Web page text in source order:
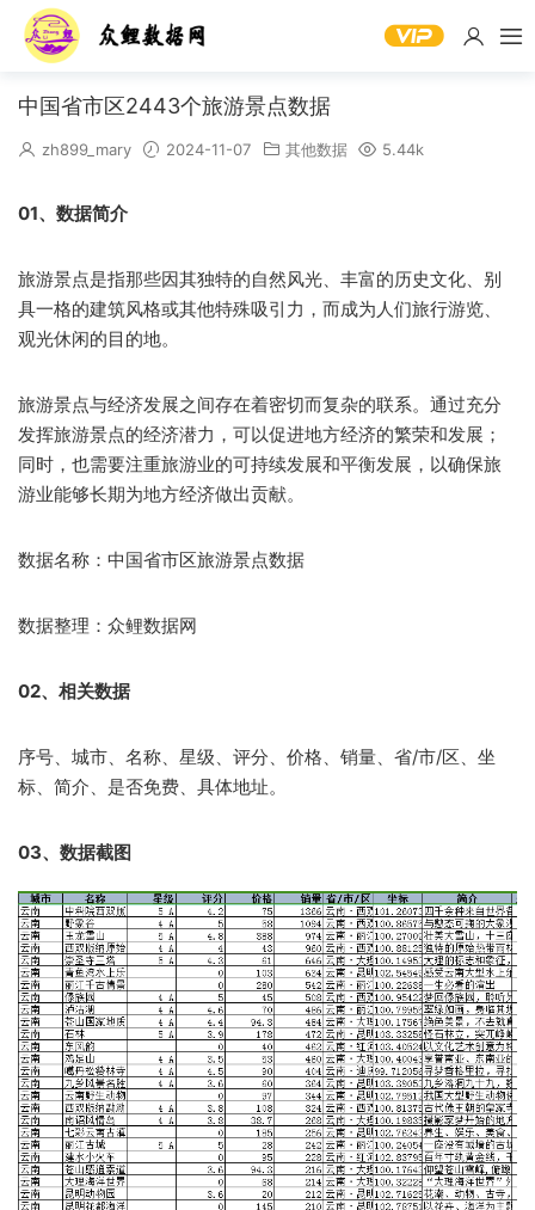
中国省市区2443个旅游景点数据
zh899_mary 2024-11-07 其他数据 5.44k
01、数据简介
旅游景点是指那些因其独特的自然风光、丰富的历史文化、别
具一格的建筑风格或其他特殊吸引力，而成为人们旅行游览、
观光休闲的目的地。
旅游景点与经济发展之间存在着密切而复杂的联系。通过充分
发挥旅游景点的经济潜力，可以促进地方经济的繁荣和发展；
同时，也需要注重旅游业的可持续发展和平衡发展，以确保旅
游业能够长期为地方经济做出贡献。
数据名称：中国省市区旅游景点数据
数据整理：众鲤数据网
02、相关数据
序号、城市、名称、星级、评分、价格、销量、省/市/区、坐
标、简介、是否免费、具体地址。
03、数据截图